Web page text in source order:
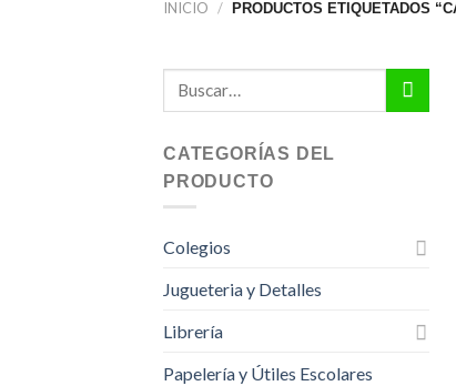
INICIO / PRODUCTOS ETIQUETADOS
CATEGORÍAS DEL
PRODUCTO
Colegios
Jugueteria y Detalles
Librería
Papelería y Útiles Escolares